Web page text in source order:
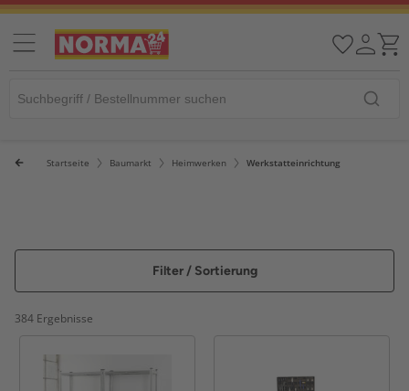
Startseite Baumarkt Heimwerken Werkstatteinrichtung
Filter / Sortierung
384 Ergebnisse